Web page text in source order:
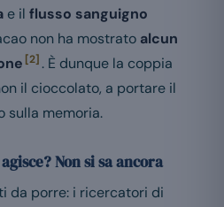
e il flusso sanguigno
non ha mostrato alcun
[2] . È dunque la coppia
il cioccolato, a portare il
sulla memoria.
Non si sa ancora
da porre: i ricercatori di